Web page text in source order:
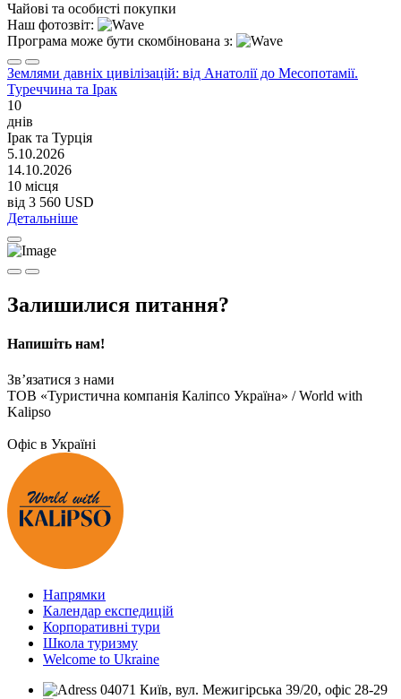
Чайові та особисті покупки
Наш фотозвіт:
Програма може бути скомбінована з:
Землями давніх цивілізацій: від Анатолії до Месопотамії.
Туреччина та Ірак
10
днів
Ірак та Турція
5.10.2026
14.10.2026
10 місця
від 3 560 USD
Детальніше
Залишилися питання?
Напишіть нам!
Зв’язатися з нами
ТОВ «Туристична компанія Каліпсо Україна» / World with
Kalipso
Офіс в Україні
Напрямки
Календар експедицій
Корпоративні тури
Школа туризму
Welcome to Ukraine
04071 Київ, вул. Межигірська 39/20, офіс 28-29